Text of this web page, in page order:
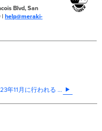
Blvd, San
| help@meraki-
2023年11月に行われる Meraki 認証用証明書の更新について